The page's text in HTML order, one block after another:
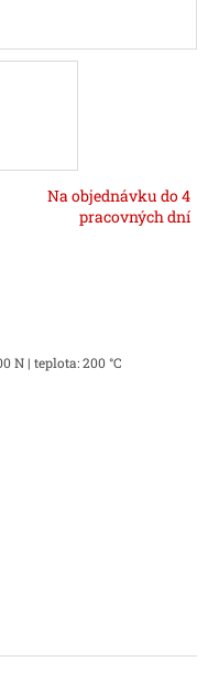
Na objednávku do 4
pracovných dní
N | teplota: 200 °C